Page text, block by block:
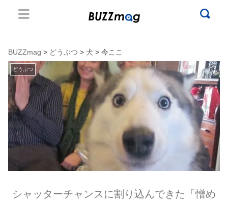
BUZZmag > どうぶつ > 犬 > 今ここ
どうぶつ
シャッターチャンスに割り込んできた「憎め